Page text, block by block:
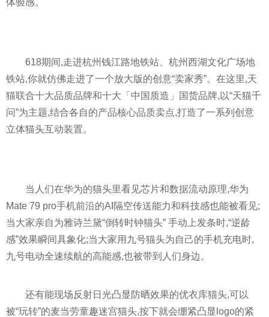
体验感。
618期间,走进杭州钱江路地铁站、杭州西湖文化广场地
铁站,你就仿佛走进了一个放大版的创意“卖家秀”。在这里,天
猫联合十大品质品牌和十大「中国质造」国货品牌,以“天猫千
问”为主题,结合各自的产品核心品质卖点,打造了一系列创意
立体猫头互动装置。
当人们在华为的猫头里看见芯片和数据流动原理,华为
Mate 79 pro手机前沿的AI隔空传送能力和科技感也能被看见;
当大家亲自为雅诗兰黛“倒转时钟猫头” 手动上发条时,“逆龄
感”效果瞬间具象化;当大家用九号猫头为自己的手机充电时,
九号电动全速续航的高能感,也被带到人们身边。
还有能现场反射日光凸显防晒效果的优衣库猫头,可以
被“玩转”的麦当劳童趣迷宫猫头,按下就会绷紧凸显logo的紧